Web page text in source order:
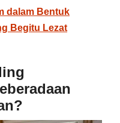
dalam Bentuk
Begitu Lezat